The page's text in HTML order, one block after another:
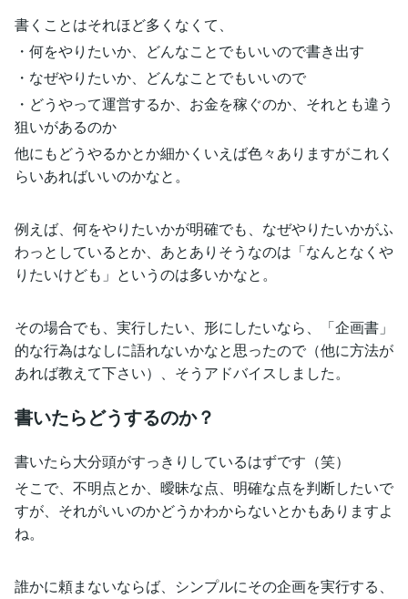
書くことはそれほど多くなくて、
・何をやりたいか、どんなことでもいいので書き出す
・なぜやりたいか、どんなことでもいいので
・どうやって運営するか、お金を稼ぐのか、それとも違う
狙いがあるのか
他にもどうやるかとか細かくいえば色々ありますがこれく
らいあればいいのかなと。
例えば、何をやりたいかが明確でも、なぜやりたいかがふ
わっとしているとか、あとありそうなのは「なんとなくや
りたいけども」というのは多いかなと。
その場合でも、実行したい、形にしたいなら、「企画書」
的な行為はなしに語れないかなと思ったので（他に方法が
あれば教えて下さい）、そうアドバイスしました。
書いたらどうするのか？
書いたら大分頭がすっきりしているはずです（笑）
そこで、不明点とか、曖昧な点、明確な点を判断したいで
すが、それがいいのかどうかわからないとかもありますよ
ね。
誰かに頼まないならば、シンプルにその企画を実行する、